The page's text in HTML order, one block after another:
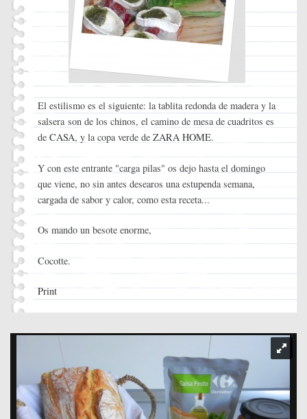
El estilismo es el siguiente: la tablita redonda de madera y la
salsera son de los chinos, el camino de mesa de cuadritos es
de CASA, y la copa verde de ZARA HOME.
Y con este entrante "carga pilas" os dejo hasta el domingo
que viene, no sin antes desearos una estupenda semana,
cargada de sabor y calor, como esta receta...
Os mando un besote enorme,
Cocotte.
Print